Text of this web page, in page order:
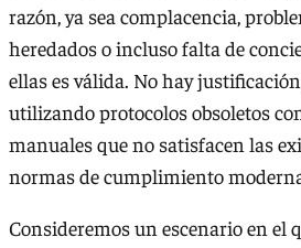
razón, ya sea complacencia,
heredados o incluso falta de
ellas es válida. No hay
utilizando protocolos obsoletos
manuales que no satisfacen las
normas de cumplimiento
Consideremos un escenario en el